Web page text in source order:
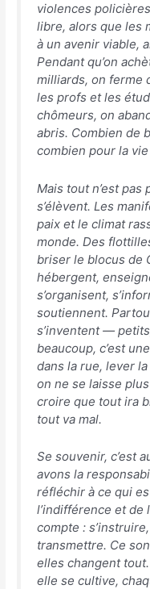
violences
libre, alors que les
à un avenir viable,
Pendant qu’on
milliards, on ferme
les profs et les
chômeurs, on
abris. Combien de
combien pour la vie
Mais tout n’est
s’élèvent. Les
paix et le climat
monde. Des
briser le blocus de
hébergent,
s’organisent,
soutiennent.
s’inventent —
beaucoup, c’est
dans la rue, lever
on ne se laisse plus
croire que tout ira
tout va mal.
Se souvenir, c’est
avons la
réfléchir à ce qui
l’indifférence et de
compte :
transmettre. Ce
elles changent
elle se cultive,